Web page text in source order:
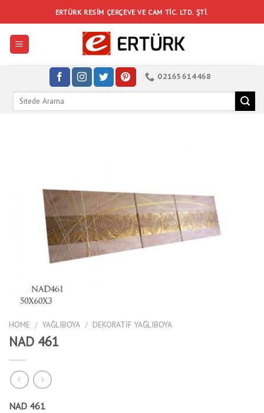
to
content
ERTÜRK RESIM ÇERÇEVE VE CAM TIC. LTD. ŞTI.
02165614468
Search
HOME / YAĞLIBOYA / DEKORATIF YAĞLIBOYA
NAD 461
NAD 461